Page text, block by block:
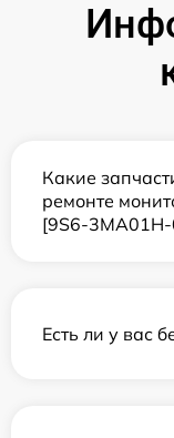
Какие
ремонте
[9S6-
Есть ли у вас